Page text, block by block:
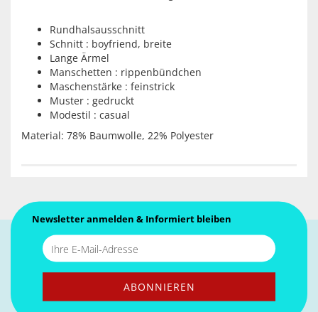
Rundhalsausschnitt
Schnitt : boyfriend, breite
Lange Ärmel
Manschetten : rippenbündchen
Maschenstärke : feinstrick
Muster : gedruckt
Modestil : casual
Material: 78% Baumwolle, 22% Polyester
Newsletter anmelden & Informiert bleiben